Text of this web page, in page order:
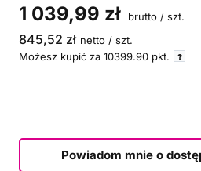
1 039,99 zł brutto / szt.
845,52 zł netto / szt.
Możesz kupić za 10399.90 pkt.
Powiadom mnie o